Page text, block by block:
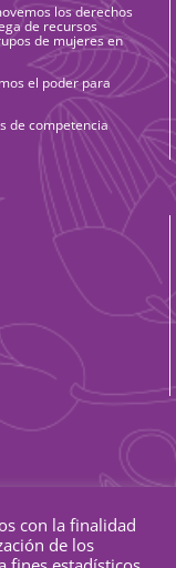
los derechos
de recursos
de mujeres en
el poder para
de competencia
con la finalidad
de los